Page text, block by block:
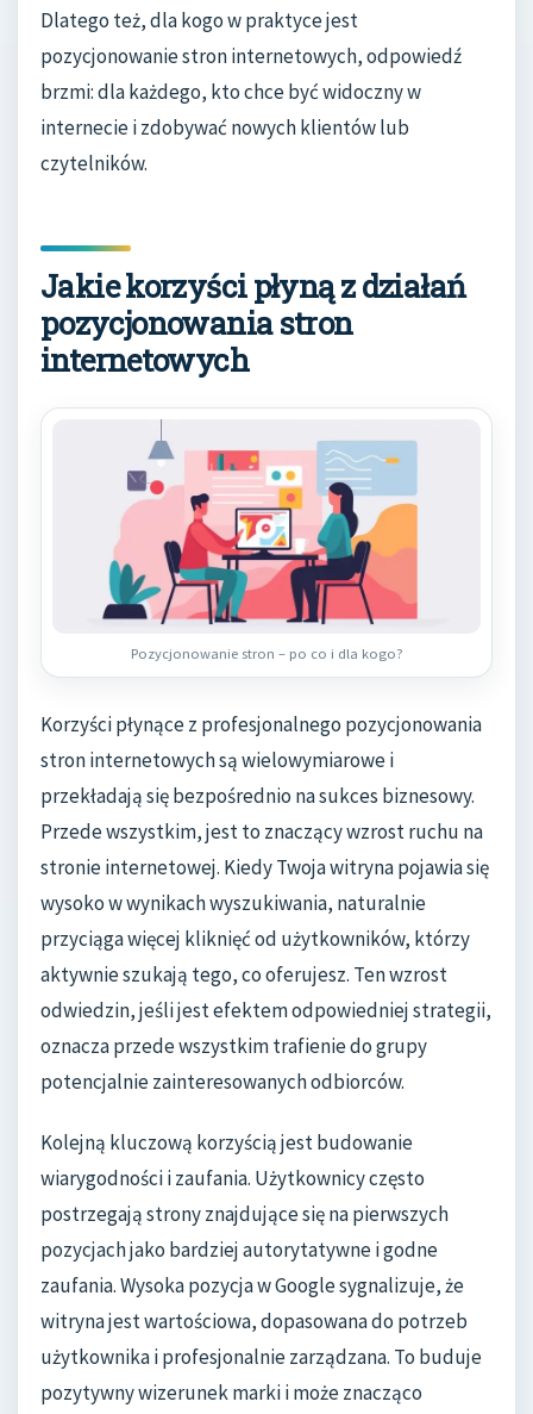
Dlatego też, dla kogo w praktyce jest
pozycjonowanie stron internetowych, odpowiedź
brzmi: dla każdego, kto chce być widoczny w
internecie i zdobywać nowych klientów lub
czytelników.
Jakie korzyści płyną z działań
pozycjonowania stron
internetowych
Pozycjonowanie stron – po co i dla kogo?
Korzyści płynące z profesjonalnego pozycjonowania
stron internetowych są wielowymiarowe i
przekładają się bezpośrednio na sukces biznesowy.
Przede wszystkim, jest to znaczący wzrost ruchu na
stronie internetowej. Kiedy Twoja witryna pojawia się
wysoko w wynikach wyszukiwania, naturalnie
przyciąga więcej kliknięć od użytkowników, którzy
aktywnie szukają tego, co oferujesz. Ten wzrost
odwiedzin, jeśli jest efektem odpowiedniej strategii,
oznacza przede wszystkim trafienie do grupy
potencjalnie zainteresowanych odbiorców.
Kolejną kluczową korzyścią jest budowanie
wiarygodności i zaufania. Użytkownicy często
postrzegają strony znajdujące się na pierwszych
pozycjach jako bardziej autorytatywne i godne
zaufania. Wysoka pozycja w Google sygnalizuje, że
witryna jest wartościowa, dopasowana do potrzeb
użytkownika i profesjonalnie zarządzana. To buduje
pozytywny wizerunek marki i może znacząco